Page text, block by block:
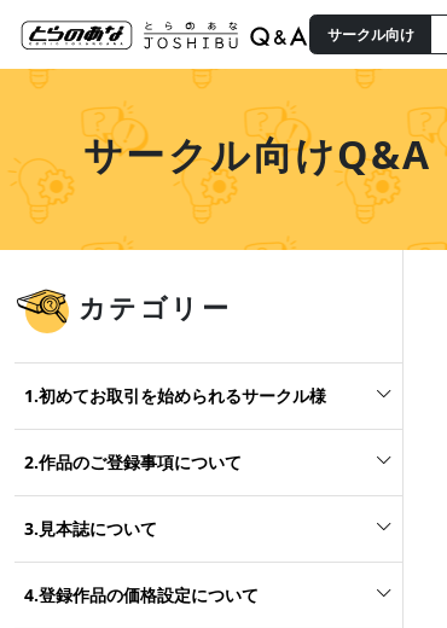
サークル向け
サークル向けQ&A
カテゴリー
1.初めてお取引を始められるサークル様
2.作品のご登録事項について
3.見本誌について
4.登録作品の価格設定について